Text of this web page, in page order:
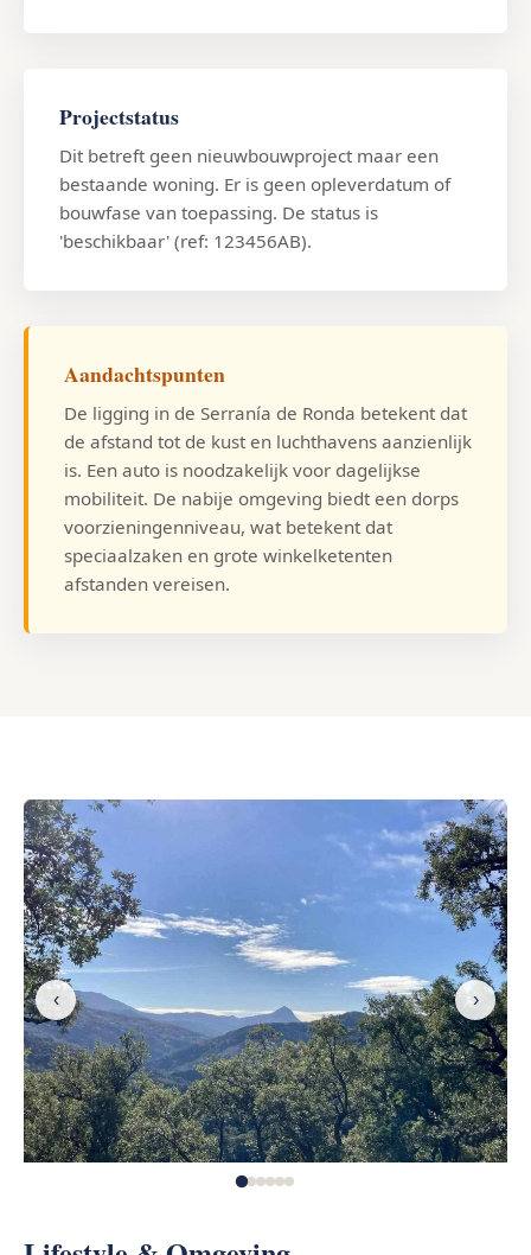
Projectstatus
Dit betreft geen nieuwbouwproject maar een
bestaande woning. Er is geen opleverdatum of
bouwfase van toepassing. De status is
'beschikbaar' (ref: 123456AB).
Aandachtspunten
De ligging in de Serranía de Ronda betekent dat
de afstand tot de kust en luchthavens aanzienlijk
is. Een auto is noodzakelijk voor dagelijkse
mobiliteit. De nabije omgeving biedt een dorps
voorzieningenniveau, wat betekent dat
speciaalzaken en grote winkelketenten
afstanden vereisen.
‹ ›